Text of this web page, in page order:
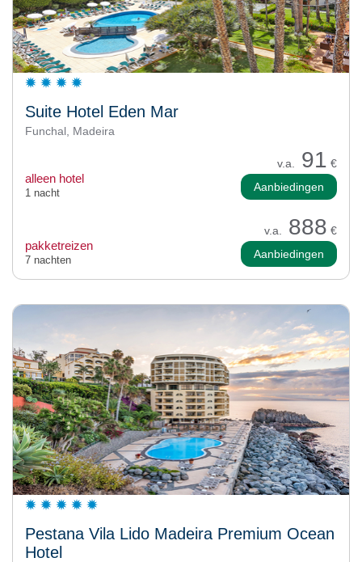
Suite Hotel Eden Mar
Funchal, Madeira
v.a. 91 €
alleen hotel
1 nacht Aanbiedingen
v.a. 888 €
pakketreizen
7 nachten Aanbiedingen
Pestana Vila Lido Madeira Premium Ocean
Hotel